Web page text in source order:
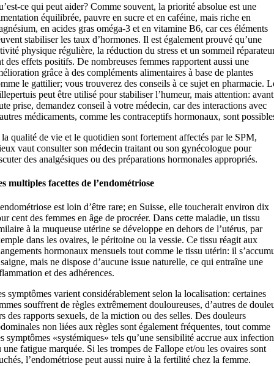
ce qui peut aider? Comme souvent, la priorité absolue est une
équilibrée, pauvre en sucre et en caféine, mais riche en
en acides gras oméga-3 et en vitamine B6, car ces éléments
stabiliser les taux d’hormones. Il est également prouvé qu’une
physique régulière, la réduction du stress et un sommeil
des effets positifs. De nombreuses femmes rapportent aussi une
grâce à des compléments alimentaires à base de plantes
le gattilier; vous trouverez des conseils à ce sujet en pharmacie.
peut être utilisé pour stabiliser l’humeur, mais attention: avant
prise, demandez conseil à votre médecin, car des interactions avec
médicaments, comme les contraceptifs hormonaux, sont
qualité de vie et le quotidien sont fortement affectés par le SPM,
vaut consulter son médecin traitant ou son gynécologue pour
des analgésiques ou des préparations hormonales appropriés.
multiples facettes de l’endométriose
est loin d’être rare; en Suisse, elle toucherait environ dix
cent des femmes en âge de procréer. Dans cette maladie, un tissu
à la muqueuse utérine se développe en dehors de l’utérus, par
dans les ovaires, le péritoine ou la vessie. Ce tissu réagit aux
hormonaux mensuels tout comme le tissu utérin: il
mais ne dispose d’aucune issue naturelle, ce qui entraîne une
et des adhérences.
symptômes varient considérablement selon la localisation: certaines
souffrent de règles extrêmement douloureuses, d’autres de
des rapports sexuels, de la miction ou des selles. Des douleurs
non liées aux règles sont également fréquentes, tout comme
symptômes «systémiques» tels qu’une sensibilité accrue aux
une fatigue marquée. Si les trompes de Fallope et/ou les ovaires sont
l’endométriose peut aussi nuire à la fertilité chez la femme.